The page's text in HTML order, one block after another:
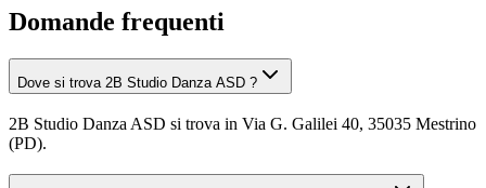
Domande frequenti
Dove si trova 2B Studio Danza ASD ?
2B Studio Danza ASD si trova in Via G. Galilei 40, 35035 Mestrino
(PD).